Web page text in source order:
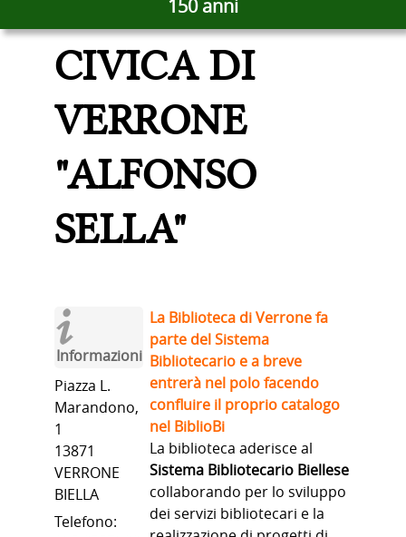
150 anni
BIBLIOTECA
CIVICA DI
VERRONE
"ALFONSO
SELLA"
Informazioni
Piazza L.
Marandono,
1
13871
VERRONE
BIELLA
Telefono:
La Biblioteca di Verrone fa
parte del Sistema
Bibliotecario e a breve
entrerà nel polo facendo
confluire il proprio catalogo
nel BiblioBi
La biblioteca aderisce al
Sistema Bibliotecario Biellese
collaborando per lo sviluppo
dei servizi bibliotecari e la